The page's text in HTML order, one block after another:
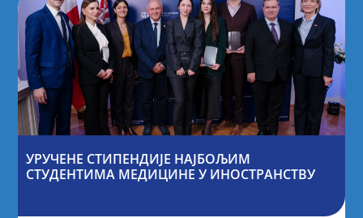
УРУЧЕНЕ СТИПЕНДИЈЕ НАЈБОЉИМ
СТУДЕНТИМА МЕДИЦИНЕ У ИНОСТРАНСТВУ